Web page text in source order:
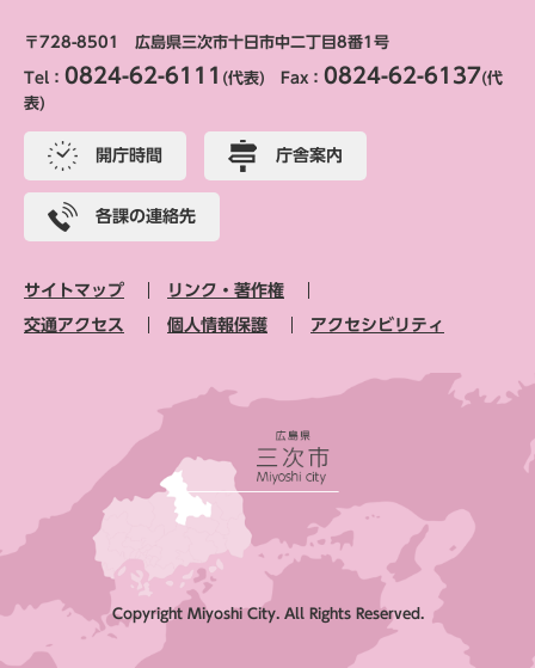
〒728-8501 広島県三次市十日市中二丁目8番1号
Tel： 0824-62-6111 (代表) Fax： 0824-62-6137(代
表)
開庁時間 庁舎案内
各課の連絡先
サイトマップ リンク・著作権
交通アクセス 個人情報保護 アクセシビリティ
Copyright Miyoshi City. All Rights Reserved.